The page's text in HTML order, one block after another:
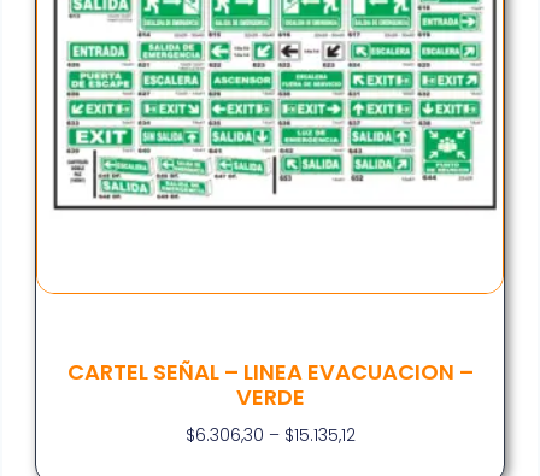
CARTEL SEÑAL – LINEA EVACUACION –
VERDE
$6.306,30 – $15.135,12